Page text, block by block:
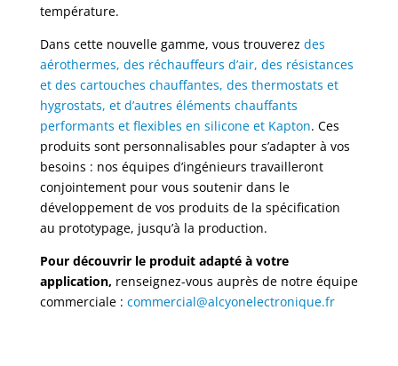
température.
Dans cette nouvelle gamme, vous trouverez des
aérothermes, des réchauffeurs d’air, des résistances
et des cartouches chauffantes, des thermostats et
hygrostats, et d’autres éléments chauffants
performants et flexibles en silicone et Kapton. Ces
produits sont personnalisables pour s’adapter à vos
besoins : nos équipes d’ingénieurs travailleront
conjointement pour vous soutenir dans le
développement de vos produits de la spécification
au prototypage, jusqu’à la production.
Pour découvrir le produit adapté à votre
application, renseignez-vous auprès de notre équipe
commerciale : commercial@alcyonelectronique.fr